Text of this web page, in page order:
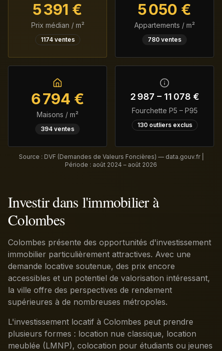
5 391 €
Prix médian / m²
1174ventes
5 050 €
Appartements / m²
780 ventes
6 794 €
Maisons / m²
394 ventes
2 987 – 11 078 €
Fourchette P5 – P95
130outliers exclus
Source : DVF (Demandes de Valeurs Foncières) — data.gouv.fr |
Période : août 2024 – août 2026
Investir dans l'immobilier à
Colombes
Colombes présente des opportunités d'investissement
immobilier particulièrement attractives. Avec une
demande locative soutenue, des prix encore
accessibles et un potentiel de valorisation intéressant,
la ville offre des perspectives de rendement
supérieures à de nombreuses métropoles.
L'investissement locatif à Colombes peut prendre
plusieurs formes : location nue classique, location
meublée (LMNP), colocation pour étudiants ou jeunes